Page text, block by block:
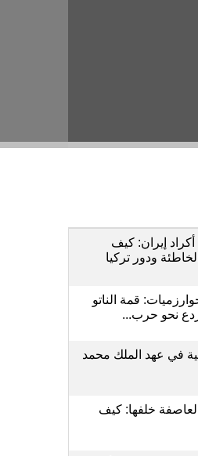
إيران: كيف
ودور تركيا
قمة الناتو
نحو حرب...
في عهد الملك محمد
خلفها: كيف